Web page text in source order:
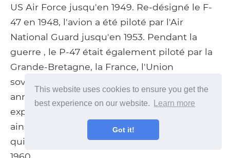
This website uses cookies to ensure you get the
best experience on our website.
Learn more
Got it!
US Air Force jusqu'en 1949. Re-désigné le F-
47 en 1948, l'avion a été piloté par l'Air
National Guard jusqu'en 1953. Pendant la
guerre , le P-47 était également piloté par la
Grande-Bretagne, la France, l'Union
soviétique, le Brésil et le Mexique. Dans les
années qui ont suivi la guerre, l'avion a été
exploité par l'Italie, la Chine et la Yougoslavie,
ainsi que plusieurs pays d'Amérique latine
qui ont conservé ce type dans les années